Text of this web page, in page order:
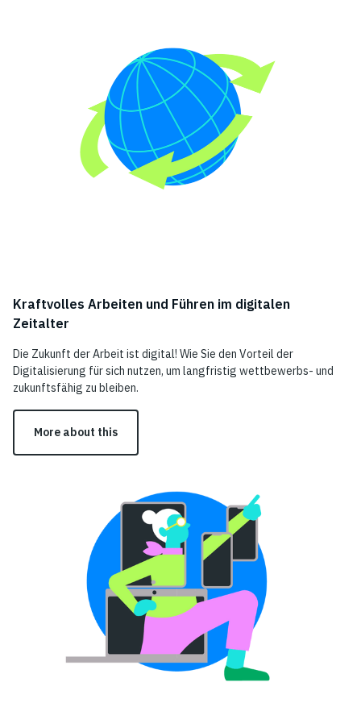
Kraftvolles Arbeiten und Führen im digitalen
Zeitalter
Die Zukunft der Arbeit ist digital! Wie Sie den Vorteil der
Digitalisierung für sich nutzen, um langfristig wettbewerbs- und
zukunftsfähig zu bleiben.
More about this